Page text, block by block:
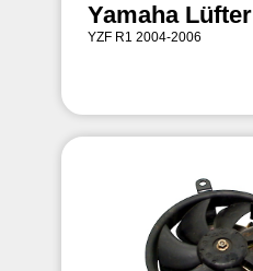
Yamaha Lüfter
YZF R1 2004-2006